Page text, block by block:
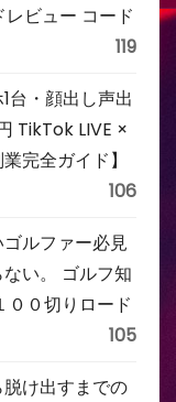
ビュー コード
119
台・顔出し声出
TikTok LIVE ×
完全ガイド】
106
ルファー必見
い。 ゴルフ知
００切りロード
105
け出すまでの